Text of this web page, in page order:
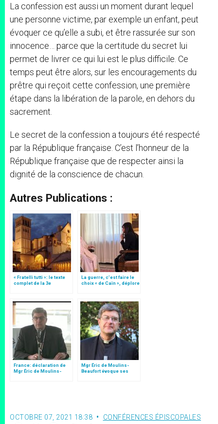
La confession est aussi un moment durant lequel
une personne victime, par exemple un enfant, peut
évoquer ce qu’elle a subi, et être rassurée sur son
innocence… parce que la certitude du secret lui
permet de livrer ce qui lui est le plus difficile. Ce
temps peut être alors, sur les encouragements du
prêtre qui reçoit cette confession, une première
étape dans la libération de la parole, en dehors du
sacrement.
Le secret de la confession a toujours été respecté
par la République française. C’est l’honneur de la
République française que de respecter ainsi la
dignité de la conscience de chacun.
Autres Publications :
« Fratelli tutti »: le texte
complet de la 3e
La guerre, c’est faire le
choix « de Caïn », déplore
France: déclaration de
Mgr Éric de Moulins-
Mgr Éric de Moulins-
Beaufort évoque ses
OCTOBRE 07, 2021 18:38 CONFÉRENCES ÉPISCOPALES